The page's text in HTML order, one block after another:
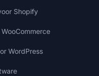
Shopify
WordPress